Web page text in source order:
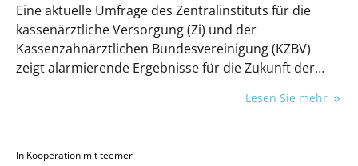
Eine aktuelle Umfrage des Zentralinstituts für die
kassenärztliche Versorgung (Zi) und der
Kassenzahnärztlichen Bundesvereinigung (KZBV)
zeigt alarmierende Ergebnisse für die Zukunft der
Lesen Sie mehr
In Kooperation mit teemer